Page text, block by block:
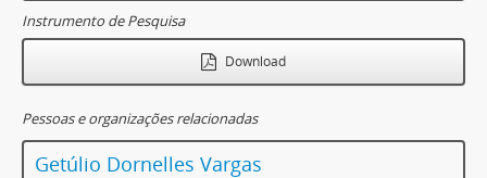
Instrumento de Pesquisa
Download
Pessoas e organizações relacionadas
Getúlio Dornelles Vargas